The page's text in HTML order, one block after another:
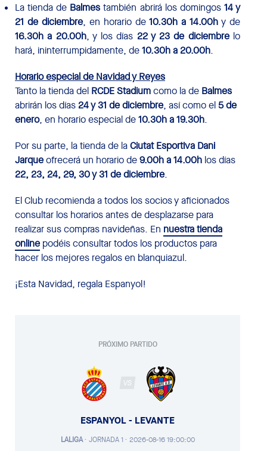
La tienda de Balmes también abrirá los domingos 14 y
21 de diciembre, en horario de10.30h a 14.00h y de
16.30h a 20.00h, y los días 22 y 23 de diciembrelo
hará, ininterrumpidamente, de10.30h a 20.00h.
Horario especial de Navidad y Reyes
Tanto la tienda del RCDE Stadiumcomo la de Balmes
abrirán los días 24 y 31 de diciembre, así como el5 de
enero, en horario especial de10.30h a 19.30h.
Por su parte, la tienda de laCiutat Esportiva Dani
Jarqueofrecerá un horario de9.00h a 14.00h los días
22, 23, 24, 29, 30 y 31 de diciembre.
El Club recomienda a todos los socios y aficionados
consultar los horarios antes de desplazarse para
realizar sus compras navideñas. En nuestra tienda
onlinepodéis consultar todos los productos para
hacer los mejores regalos en blanquiazul.
¡Esta Navidad, regala Espanyol!
PRÓXIMO PARTIDO
VS
ESPANYOL - LEVANTE
LALIGA· JORNADA 1 · 2026-08-16 19:00:00